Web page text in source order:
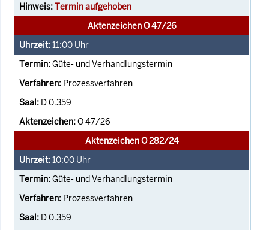
Termin aufgehoben
Aktenzeichen O 47/26
11:00 Uhr
Güte- und Verhandlungstermin
Prozessverfahren
D 0.359
O 47/26
Aktenzeichen O 282/24
10:00 Uhr
Güte- und Verhandlungstermin
Prozessverfahren
D 0.359